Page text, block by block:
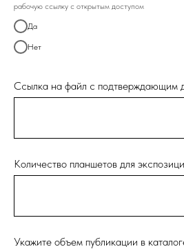
рабочую ссылку с открытым доступом
Да
Нет
Ссылка на файл с подтверждающим
Количество планшетов для
Укажите объем публикации в